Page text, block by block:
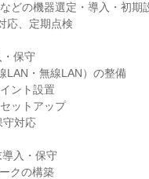
どの機器選定・導入・初期
応、定期点検
保守
LAN・無線LAN）の整備
ント設置
ットアップ
守対応
入・保守
クの構築